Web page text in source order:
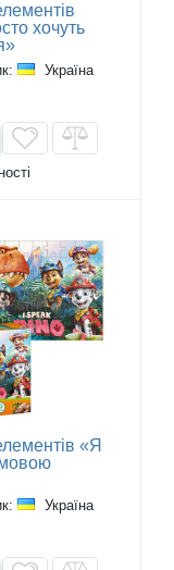
хочуть
Україна
«Я
Україна